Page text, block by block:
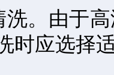
由于高
时应选择